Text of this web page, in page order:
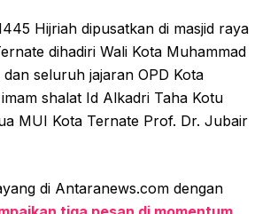
Hijriah dipusatkan di masjid raya
dihadiri Wali Kota Muhammad
seluruh jajaran OPD Kota
shalat Id Alkadri Taha Kotu
MUI Kota Ternate Prof. Dr. Jubair
di Antaranews.com dengan